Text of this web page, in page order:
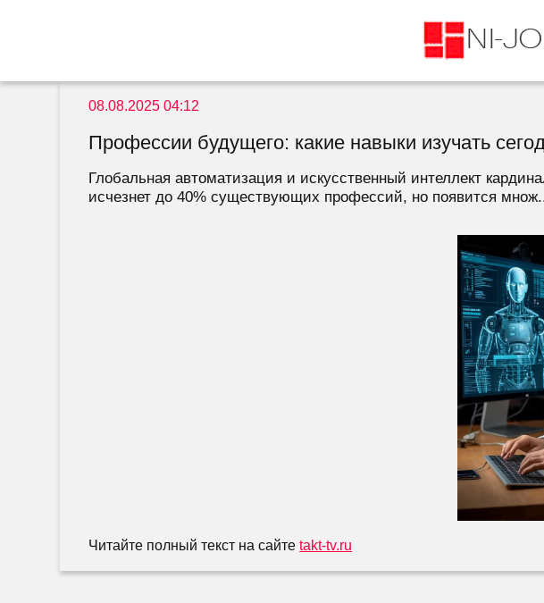
08.08.2025 04:12
Профессии будущего: какие навыки изучать
Глобальная автоматизация и искусственный интеллект
исчезнет до 40% существующих профессий, но появится
Читайте полный текст на сайтеtakt-tv.ru